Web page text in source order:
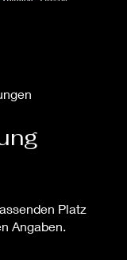
Platz
Angaben.